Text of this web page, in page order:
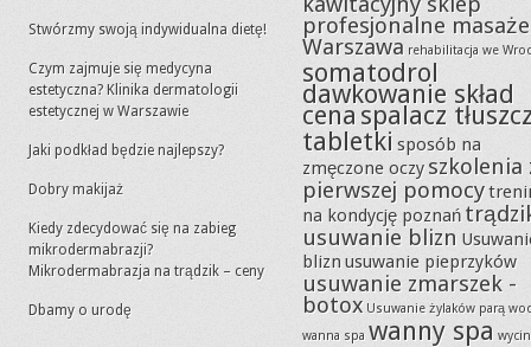
Stwórzmy swoją indywidualna dietę!
Czym zajmuje się medycyna
estetyczna? Klinika dermatologii
estetycznej w Warszawie
Jaki podkład będzie najlepszy?
Dobry makijaż
Kiedy zdecydować się na zabieg
mikrodermabrazji?
Mikrodermabrazja na trądzik – ceny
Dbamy o urodę
profesjonalne masaże
Warszawa rehabilitacja we
somatodrol
dawkowanie skład
cenaspalacz
tabletki sposób na
zmęczone oczy szkolenia
pierwszej pomocy
na kondycję poznań
usuwanie blizn
blizn usuwanie pieprzyków
usuwanie zmarszek -
botox Usuwanie żylaków parą
wanna spa wanny spa